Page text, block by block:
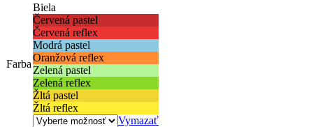
Farba
Biela
Červená pastel
Červená reflex
Modrá pastel
Oranžová reflex
Zelená pastel
Zelená reflex
Žltá pastel
Žltá reflex
Vymazať